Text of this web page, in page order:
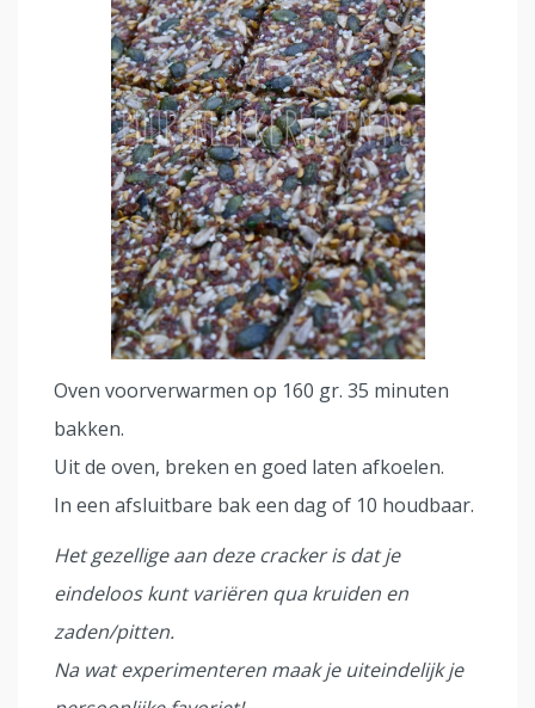
Oven voorverwarmen op 160 gr. 35 minuten
bakken.
Uit de oven, breken en goed laten afkoelen.
In een afsluitbare bak een dag of 10 houdbaar.
Het gezellige aan deze cracker is dat je
eindeloos kunt variëren qua kruiden en
zaden/pitten.
Na wat experimenteren maak je uiteindelijk je